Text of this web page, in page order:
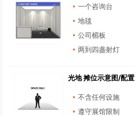
一个咨询台
地毯
公司楣板
两到四盏射灯
光地 摊位示意图/配置
不含任何设施
遵守展馆限制